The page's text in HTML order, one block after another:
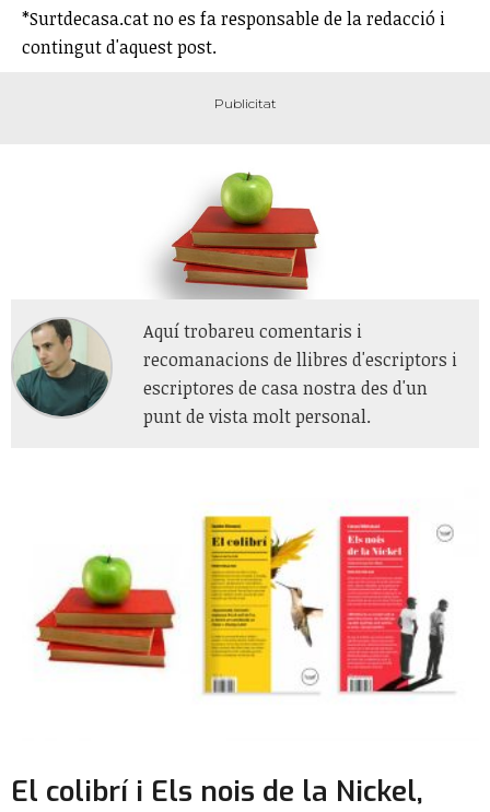
*Surtdecasa.cat no es fa responsable de la redacció i
contingut d'aquest post.
Aquí trobareu comentaris i
recomanacions de llibres d'escriptors i
escriptores de casa nostra des d'un
punt de vista molt personal.
El colibrí i Els nois de la Nickel,